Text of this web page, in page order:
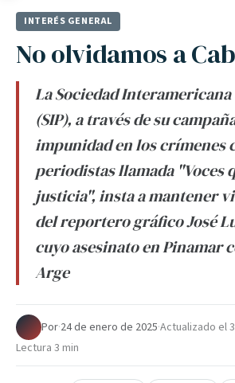
INTERÉS GENERAL
No olvidamos a
La Sociedad Interamericana
(SIP), a través de su
impunidad en los crímenes
periodistas llamada "Voces
justicia", insta a mantener
del reportero gráfico José
cuyo asesinato en Pinamar
Arge
Por·24 de enero de 2025·Actualizado el
Lectura 3 min